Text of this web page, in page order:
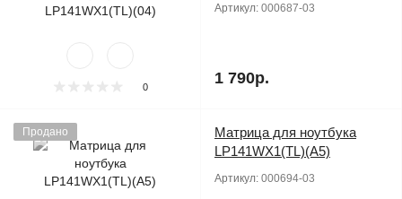
0
Артикул: 000687-03
1 790р.
Продано
Матрица для ноутбука
LP141WX1(TL)(A5)
Артикул: 000694-03